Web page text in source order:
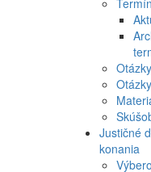
Justičné
konania